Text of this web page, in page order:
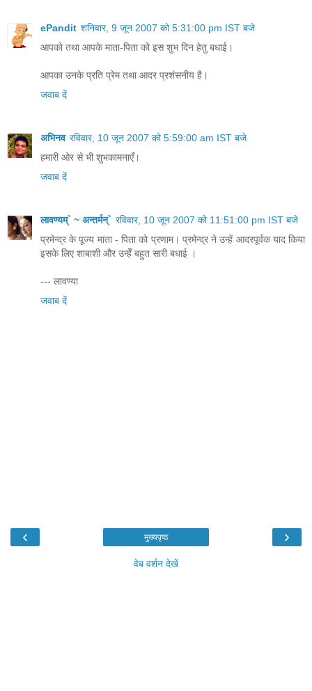
ePandit शनिवार, 9 जून 2007 को 5:31:00 pm IST बजे
आपको तथा आपके माता-पिता को इस शुभ दिन हेतु बधाई।
आपका उनके प्रति प्रेम तथा आदर प्रशंसनीय है।
जवाब दें
अभिनव रविवार, 10 जून 2007 को 5:59:00 am IST बजे
हमारी ओर से भी शुभकामनाएँ।
जवाब दें
लावण्यम्` ~ अन्तर्मन्` रविवार, 10 जून 2007 को 11:51:00 pm IST बजे
प्रमेन्द्र के पूज्य माता - पिता को प्रणाम। प्रमेन्द्र ने उन्हें आदरपूर्वक याद किया
इसके लिए शाबाशी और उन्हेँ बहुत सारी बधाई ।
--- लावण्या
जवाब दें
‹ ›
मुख्यपृष्ठ
वेब वर्शन देखें